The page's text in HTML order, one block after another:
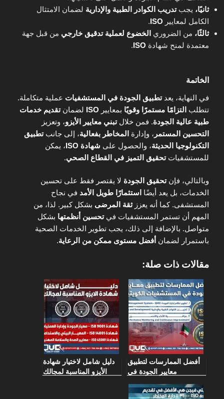
ثانيًا، يجبتدريب الكوادر الطبية والإدارية لضمان الامتثال
الكامل لمعايير ISO
.
ثالثًا، من الضروري الخضوع لعملية تدقيق خارجي من قبل جهة
معتمدة لمنح شهادة ISO
.
الخاتمة
في النهاية، يعدتطبيق الجودة في المستشفيات عملية متكاملة.
تتطلب التزامًا مستمرًا وقويًا بمعايير ISO لضمانتقديم خدمات
طبية عالية الجودة. فمن خلالتبني معايير الأيزو، وتعزيز
التحسين المستمر ، وإدارة المخاطر بفعالية، إلى جانبتطبيق
التكنولوجيا الحديثة، والحصول على شهادة ISO
، يمكن
للمستشفياتتحقيق التميز في القطاع الصحي.
وبالتالي، فإنتحقيق الجودة لا يقتصر فقط على تحسين
الخدمات، بل يعد أيضًا استثمارًا طويل الأمد في نجاح
المستشفى. كما أنه يعززثقة المرضى بشكل كبير. لذا، من
المهم أن تستمر المستشفيات فيتحسين أنظمتها بشكل
متواصل. بالإضافة إلى ذلك، يجب تطوير الخدمات الصحية
باستمرار لضمان أفضل مستوى ممكن من الرعاية.
مقالات ذات صلة:
أفضل الممارسات لتطبيق
معايير الجودة في
دليل شامل لاختيار شهادة
الأيزو المناسبة لمجالك